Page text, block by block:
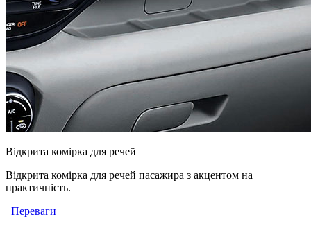
Відкрита комірка для речей
Відкрита комірка для речей пасажира з акцентом на
практичність.
Переваги